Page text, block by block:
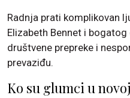
Radnja prati komplikovan
Elizabeth Bennet i
društvene prepreke i
prevaziđu.
Ko su glumci u